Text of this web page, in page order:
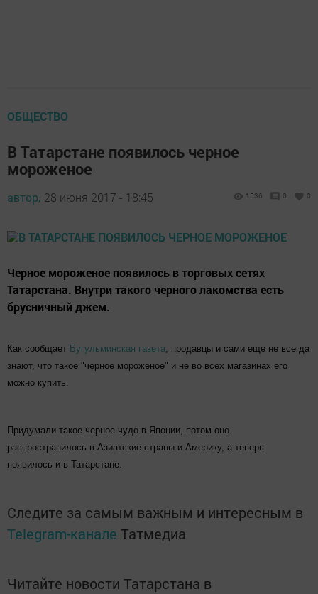
ОБЩЕСТВО
В Татарстане появилось черное
мороженое
автор, 28 июня 2017 - 18:45 1536 0 0
Черное мороженое появилось в торговых сетях
Татарстана. Внутри такого черного лакомства есть
брусничный джем.
Как сообщает Бугульминская газета, продавцы и сами еще не всегда
знают, что такое "черное мороженое" и не во всех магазинах его
можно купить.
Придумали такое черное чудо в Японии, потом оно
распространилось в Азиатские страны и Америку, а теперь
появилось и в Татарстане.
Следите за самым важным и интересным в
Telegram-канале Татмедиа
Читайте новости Татарстана в